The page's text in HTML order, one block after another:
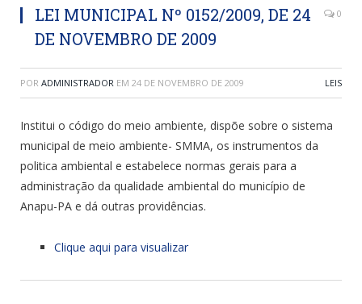
LEI MUNICIPAL Nº 0152/2009, DE 24
DE NOVEMBRO DE 2009
0
POR ADMINISTRADOR EM 24 DE NOVEMBRO DE 2009 LEIS
Institui o código do meio ambiente, dispõe sobre o sistema
municipal de meio ambiente- SMMA, os instrumentos da
politica ambiental e estabelece normas gerais para a
administração da qualidade ambiental do município de
Anapu-PA e dá outras providências.
Clique aqui para visualizar